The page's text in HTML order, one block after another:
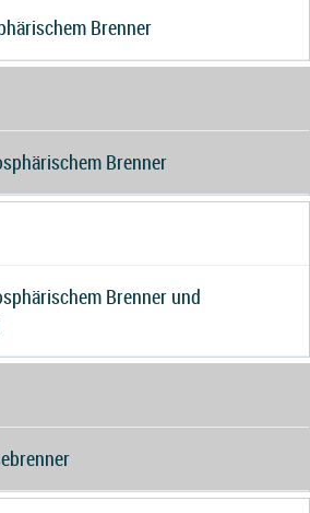
Brenner
Brenner
Brenner und